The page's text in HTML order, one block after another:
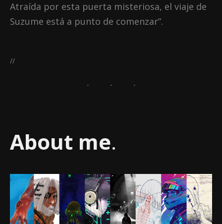
Atraída por esta puerta misteriosa, el viaje de
Suzume está a punto de comenzar”.
//
About me.